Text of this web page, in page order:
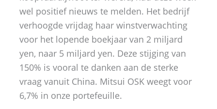
wel positief nieuws te melden. Het bedrijf
verhoogde vrijdag haar winstverwachting
voor het lopende boekjaar van 2 miljard
yen, naar 5 miljard yen. Deze stijging van
150% is vooral te danken aan de sterke
vraag vanuit China. Mitsui OSK weegt voor
6,7% in onze portefeuille.